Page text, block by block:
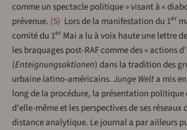
comme un spectacle politique » visant à «
prévenue. 5 Lors de la manifestation du 1er
comité du 1er Mai a lu à voix haute une lettre
les braquages post-RAF comme des « actions
(Enteignungsaktionen) dans la tradition des
urbaine latino-américains.Junge Welta mis
long de la procédure, la présentation politique
d'elle-même et les perspectives de ses réseaux
distance analytique. Le journal a par ailleurs